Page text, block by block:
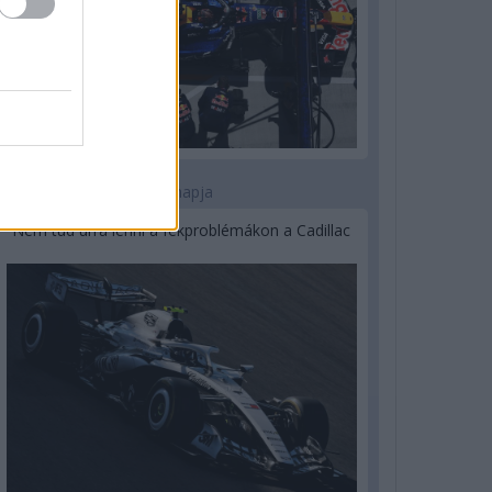
2 napja
Nem tud úrrá lenni a fékproblémákon a Cadillac